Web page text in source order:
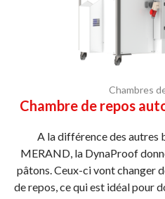
Chambres
Chambre de repos
A la différence des autres
MERAND, la DynaProof
pâtons. Ceux-ci vont changer
de repos, ce qui est idéal pour